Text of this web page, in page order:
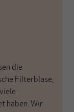
die
Filterblase,
haben. Wir